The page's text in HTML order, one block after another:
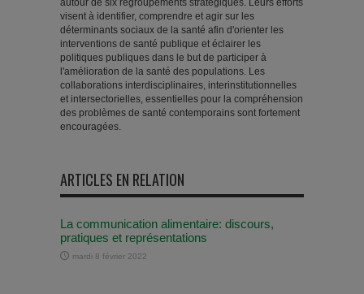
autour de six regroupements stratégiques. Leurs efforts
visent à identifier, comprendre et agir sur les
déterminants sociaux de la santé afin d'orienter les
interventions de santé publique et éclairer les
politiques publiques dans le but de participer à
l'amélioration de la santé des populations. Les
collaborations interdisciplinaires, interinstitutionnelles
et intersectorielles, essentielles pour la compréhension
des problèmes de santé contemporains sont fortement
encouragées.
ARTICLES EN RELATION
La communication alimentaire: discours,
pratiques et représentations
mardi 8 février 2022